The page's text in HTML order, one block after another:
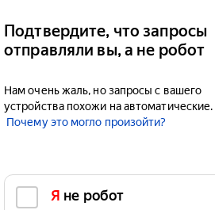
Подтвердите, что запросы
отправляли вы, а не робот
Нам очень жаль, но запросы с вашего
устройства похожи на автоматические.
Почему это могло произойти?
Я не робот